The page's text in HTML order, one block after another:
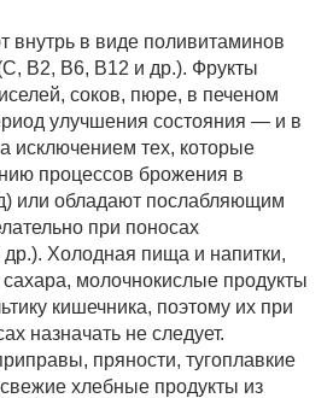
внутрь в виде поливитаминов
В2, В6, В12 и др.). Фрукты
соков, пюре, в печеном
улучшения состояния — и в
исключением тех, которые
процессов брожения в
или обладают послабляющим
при поносах
Холодная пища и напитки,
молочнокислые продукты
кишечника, поэтому их при
назначать не следует.
пряности, тугоплавкие
хлебные продукты из